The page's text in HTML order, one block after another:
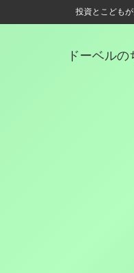
投資とこども
ドーベル